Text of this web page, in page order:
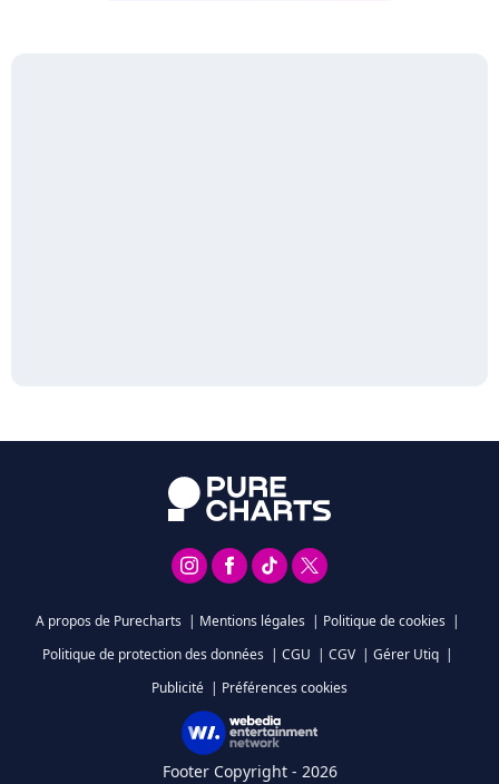
A propos de Purecharts | Mentions légales | Politique de cookies |
Politique de protection des données | CGU | CGV | Gérer Utiq |
Publicité | Préférences cookies
Footer Copyright - 2026